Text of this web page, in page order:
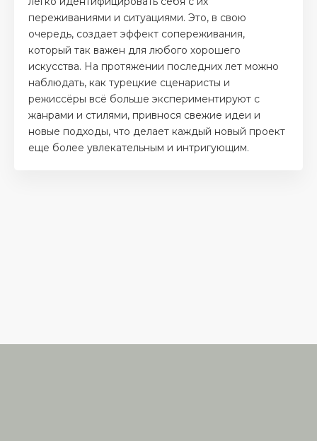
переживаниями и ситуациями. Это, в свою
очередь, создает эффект сопереживания,
который так важен для любого хорошего
искусства. На протяжении последних лет можно
наблюдать, как турецкие сценаристы и
режиссёры всё больше экспериментируют с
жанрами и стилями, привнося свежие идеи и
новые подходы, что делает каждый новый проект
еще более увлекательным и интригующим.